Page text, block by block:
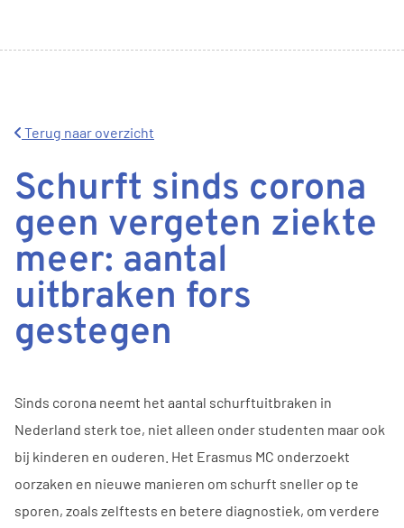
Terug naar overzicht
Schurft sinds corona
geen vergeten ziekte
meer: aantal
uitbraken fors
gestegen
Sinds corona neemt het aantal schurftuitbraken in
Nederland sterk toe, niet alleen onder studenten maar ook
bij kinderen en ouderen. Het Erasmus MC onderzoekt
oorzaken en nieuwe manieren om schurft sneller op te
sporen, zoals zelftests en betere diagnostiek, om verdere